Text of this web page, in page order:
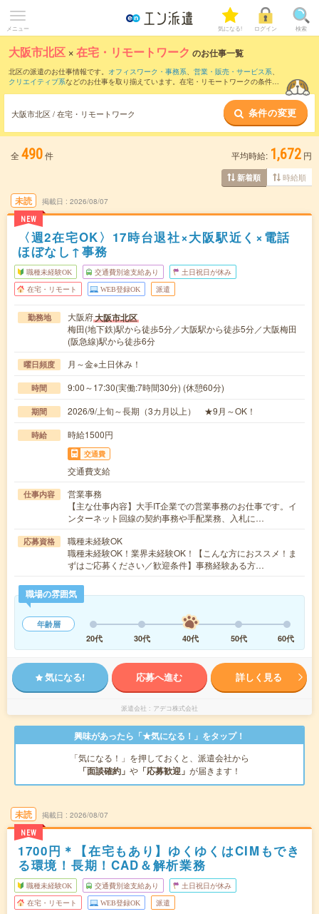
メニュー 気になる! ログイン 検索
大阪市北区 ×在宅・リモートワーク のお仕事一覧
北区の派遣のお仕事情報です。 オフィスワーク・事務系、 営業・販売・サービス系、
クリエイティブ系などのお仕事を取り揃えています。在宅・リモートワークの条件の
大阪市北区 / 在宅・リモートワーク 条件の変更
全 490件 平均時給: 1,672 円
新着順 時給順
未読
NEW
掲載日 2026/08/07
〈週2在宅OK〉17時台退社×大阪駅近く×電話
ほぼなし↑事務
職種未経験OK 交通費別途支給あり 土日祝日が休み
在宅・リモート WEB登録OK 派遣
勤務地 大阪府大阪市北区
梅田(地下鉄)駅から徒歩5分／大阪駅から徒歩5分／大阪梅田
(阪急線)駅から徒歩6分
曜日頻度 月～金※土日休み！
時間 9:00～17:30(実働:7時間30分) (休憩60分)
期間 2026/9/上旬～長期（3カ月以上） ★9月～OK！
時給 時給1500円
交通費
交通費支給
仕事内容
営業事務
【主な仕事内容】大手IT企業での営業事務のお仕事です。イ
ンターネット回線の契約事務や手配業務、入札に…
応募資格
職種未経験OK
職種未経験OK！業界未経験OK！【こんな方におススメ！ま
ずはご応募ください／歓迎条件】事務経験ある方…
職場の雰囲気
年齢層
20代
30代 40代 50代 60代
気になる! 応募へ進む 詳しく見る
派遣会社 アデコ株式会社
興味があったら「★気になる！」をタップ！
「気になる！」を押しておくと、派遣会社から
「面談確約」 や 「応募歓迎」 が届きます！
未読
NEW
掲載日 2026/08/07
1700円＊【在宅もあり】ゆくゆくはCIMもでき
る環境！長期！CAD＆解析業務
職種未経験OK 交通費別途支給あり 土日祝日が休み
在宅・リモート WEB登録OK 派遣